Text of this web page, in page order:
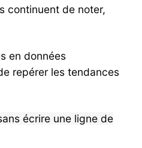
continuent de noter,
en données
repérer les tendances
écrire une ligne de